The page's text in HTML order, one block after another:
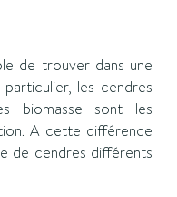
de trouver dans une
les cendres
biomasse sont les
A cette différence
de cendres différents